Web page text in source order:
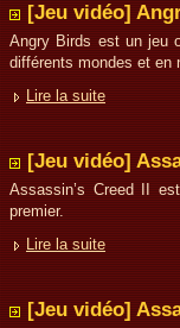
[Jeu vidéo]
Angry Birds est un jeu
différents mondes et en
Lire la suite
[Jeu vidéo]
Assassin’s Creed II
premier.
Lire la suite
[Jeu vidéo]